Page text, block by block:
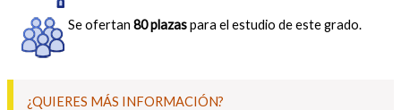
Se ofertan 80 plazaspara el estudio de este grado.
¿QUIERES MÁS INFORMACIÓN?